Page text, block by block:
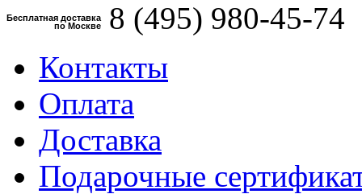
Бесплатная доставка
по Москве
8 (495) 980-45-74
Контакты
Оплата
Доставка
Подарочные